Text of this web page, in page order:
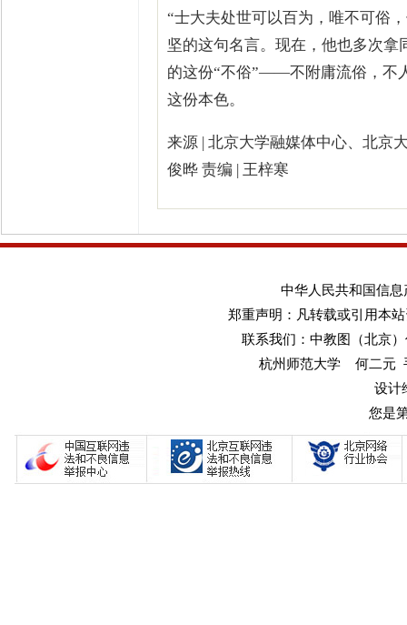
“士大夫处世可以百为，唯不可俗
坚的这句名言。现在，他也多次
的这份“不俗”——不附庸流俗，不
这份本色。
来源 | 北京大学融媒体中心、北京
俊晔 责编 | 王梓寒
中华人民共和国信息
郑重声明：凡转载或引用本
联系我们：中教图（北京
杭州师范大学 何二元
设计
您是